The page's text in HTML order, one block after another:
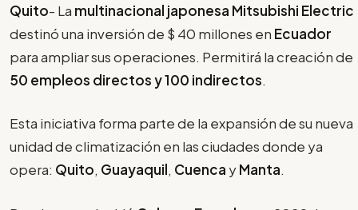
Quito- La multinacional japonesa Mitsubishi Electric
destinó una inversión de $ 40 millones en Ecuador
para ampliar sus operaciones. Permitirá la creación de
50 empleos directos y 100 indirectos.
Esta iniciativa forma parte de la expansión de su nueva
unidad de climatización en las ciudades donde ya
opera: Quito, Guayaquil, Cuenca yManta.